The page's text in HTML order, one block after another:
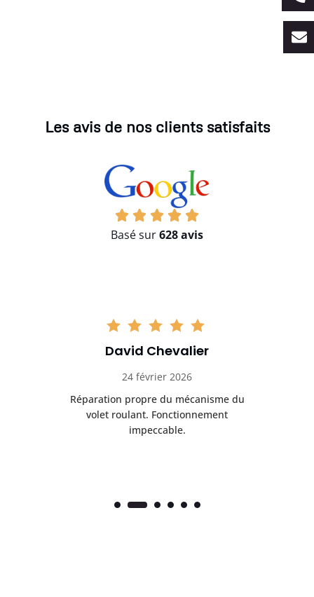
Les avis de nos clients satisfaits
Basé sur628 avis
David Chevalier
24 février 2026
Réparation propre du mécanisme du
volet roulant. Fonctionnement
impeccable.